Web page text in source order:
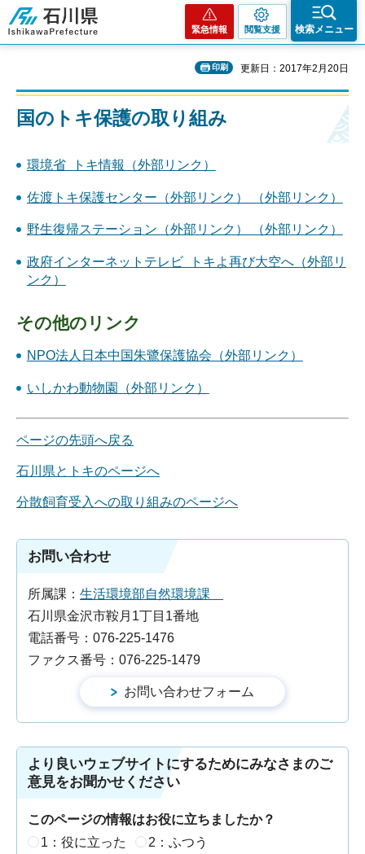
石川県
緊急情報 閲覧支援 検索メニュー
印刷 更新日：2017年2月20日
国のトキ保護の取り組み
環境省 トキ情報（外部リンク）
佐渡トキ保護センター（外部リンク） （外部リンク）
野生復帰ステーション（外部リンク） （外部リンク）
政府インターネットテレビ トキよ再び大空へ（外部リ
ンク）
その他のリンク
NPO法人日本中国朱鷺保護協会（外部リンク）
いしかわ動物園（外部リンク）
ページの先頭へ戻る
石川県とトキのページへ
分散飼育受入への取り組みのページへ
お問い合わせ
所属課： 生活環境部自然環境課
石川県金沢市鞍月1丁目1番地
電話番号：076-225-1476
ファクス番号：076-225-1479
より良いウェブサイトにするためにみなさまのご
意見をお聞かせください
このページの情報はお役に立ちましたか？
1：役に立った
2：ふつう